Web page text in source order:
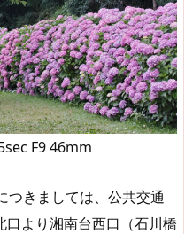
F9 46mm
きましては、公共交通
口より湘南台西口（石川橋